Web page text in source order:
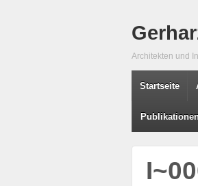
Architekten und
Startseite